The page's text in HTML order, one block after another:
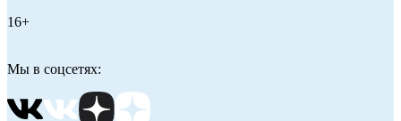
16+
Мы в соцсетях: